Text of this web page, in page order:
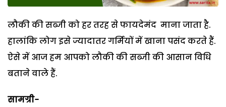
लौकी की सब्जी को हर तरह से फायदेमंद माना जाता है.
हालांकि लोग इसे ज्यादातर गर्मियों में खाना पसंद करते हैं.
ऐसे में आज हम आपको लौकी की सब्जी की आसान विधि
बताने वाले हैं.
सामग्री−